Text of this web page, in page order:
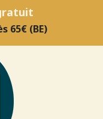
65€ (BE)